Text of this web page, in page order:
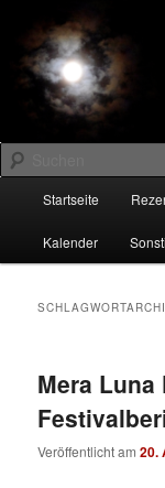
primären
Inhalt
springen
sekundären
Inhalt
springenDARK-
Suchen
Startseite
Kalender
Mera Luna
Veröffentlicht am20.